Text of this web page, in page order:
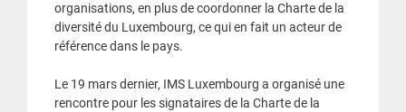
organisations, en plus de coordonner la Charte de la
diversité du Luxembourg, ce qui en fait un acteur de
référence dans le pays.
Le 19 mars dernier, IMS Luxembourg a organisé une
rencontre pour les signataires de la Charte de la